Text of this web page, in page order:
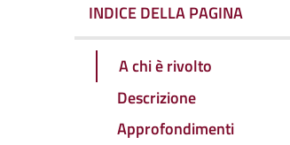
INDICE DELLA PAGINA
A chi è rivolto
Descrizione
Approfondimenti